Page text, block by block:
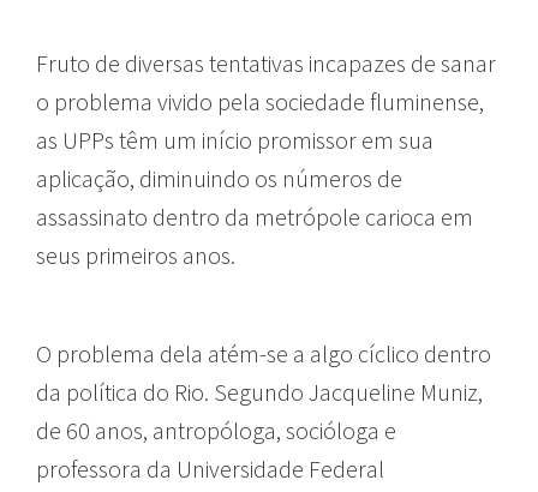
Fruto de diversas tentativas incapazes de sanar
o problema vivido pela sociedade fluminense,
as UPPs têm um início promissor em sua
aplicação, diminuindo os números de
assassinato dentro da metrópole carioca em
seus primeiros anos.
O problema dela atém-se a algo cíclico dentro
da política do Rio. Segundo Jacqueline Muniz,
de 60 anos, antropóloga, socióloga e
professora da Universidade Federal